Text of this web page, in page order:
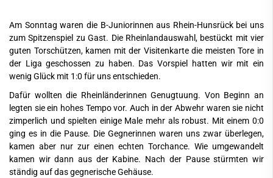
Am Sonntag waren die B-Juniorinnen aus Rhein-Hunsrück bei uns
zum Spitzenspiel zu Gast. Die Rheinlandauswahl, bestückt mit vier
guten Torschützen, kamen mit der Visitenkarte die meisten Tore in
der Liga geschossen zu haben. Das Vorspiel hatten wir mit ein
wenig Glück mit 1:0 für uns entschieden.
Dafür wollten die Rheinländerinnen Genugtuung. Von Beginn an
legten sie ein hohes Tempo vor. Auch in der Abwehr waren sie nicht
zimperlich und spielten einige Male mehr als robust. Mit einem 0:0
ging es in die Pause. Die Gegnerinnen waren uns zwar überlegen,
kamen aber nur zur einen echten Torchance. Wie umgewandelt
kamen wir dann aus der Kabine. Nach der Pause stürmten wir
ständig auf das gegnerische Gehäuse.